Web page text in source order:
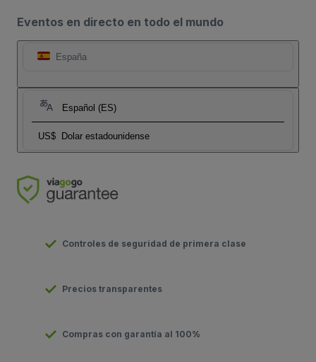
Eventos en directo en todo el mundo
España
Español (ES)
US$ Dolar estadounidense
Controles de seguridad de primera clase
Precios transparentes
Compras con garantía al 100%